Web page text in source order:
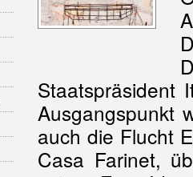
Staatspräsident
Ausgangspunkt
auch die Flucht
Casa Farinet,